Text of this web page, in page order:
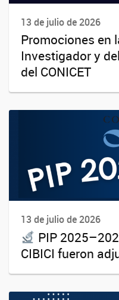
13 de julio de 2026
Promociones en
Investigador y
del CONICET
13 de julio de 2026
PIP
CIBICI fueron